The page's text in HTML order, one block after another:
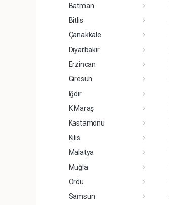
Batman
Bitlis
Çanakkale
Diyarbakır
Erzincan
Giresun
Iğdır
K.Maraş
Kastamonu
Kilis
Malatya
Muğla
Ordu
Samsun